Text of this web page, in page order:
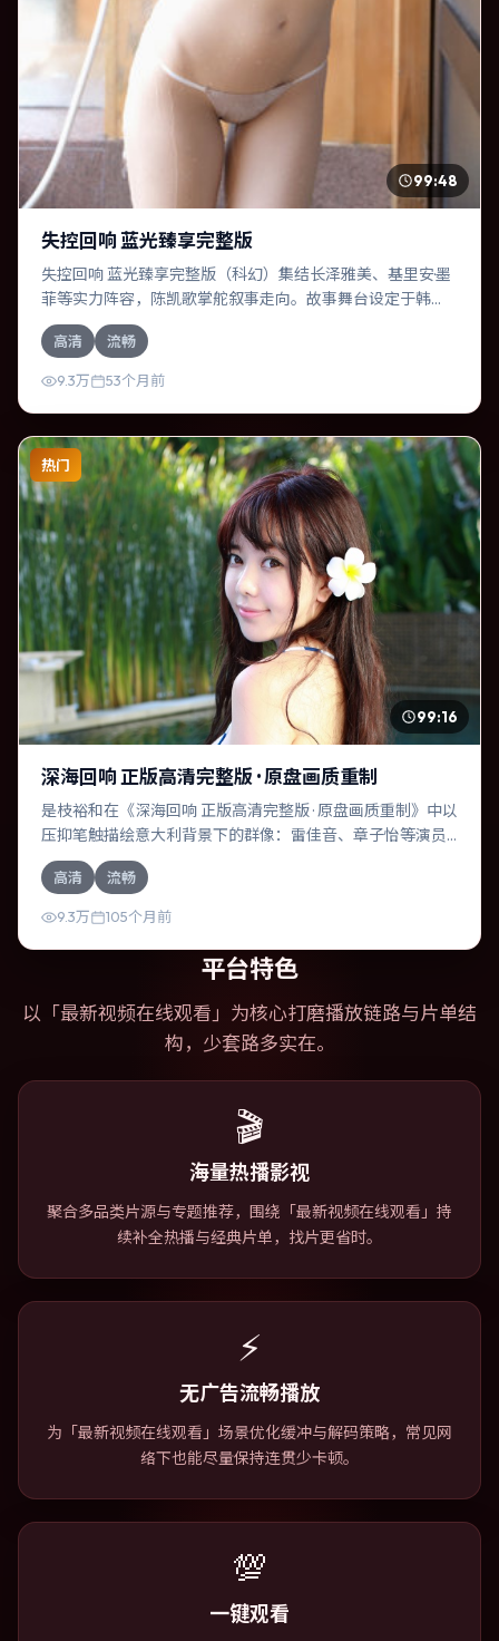
99:48
失控回响 蓝光臻享完整版
失控回响 蓝光臻享完整版（科幻）集结长泽雅美、基里安·墨
菲等实力阵容，陈凯歌掌舵叙事走向。故事舞台设定于韩
国，围绕一次意外选择展开连锁反应；配乐与色彩高度服务
于主题，结尾留白耐人寻味。
高清 流畅
9.3万 53个月前
热门
99:16
深海回响 正版高清完整版 · 原盘画质重制
是枝裕和在《深海回响 正版高清完整版 · 原盘画质重制》中以
压抑笔触描绘意大利背景下的群像：雷佳音、章子怡等演员
层次丰富。作为一部爱情作品，故事从日常裂缝切入，逐步
推向不可逆转的结局；视听语言统一，情感落点克制有力。
高清 流畅
9.3万 105个月前
平台特色
以「最新视频在线观看 」为核心打磨播放链路与片单结
构，少套路多实在。
🎬
海量热播影视
聚合多品类片源与专题推荐，围绕「最新视频在线观看」持
续补全热播与经典片单，找片更省时。
⚡
无广告流畅播放
为「最新视频在线观看」场景优化缓冲与解码策略，常见网
络下也能尽量保持连贯少卡顿。
💯
一键观看